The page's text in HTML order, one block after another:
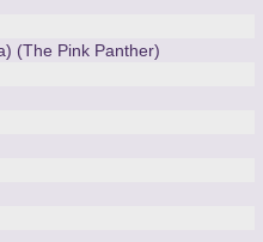
(The Pink Panther)